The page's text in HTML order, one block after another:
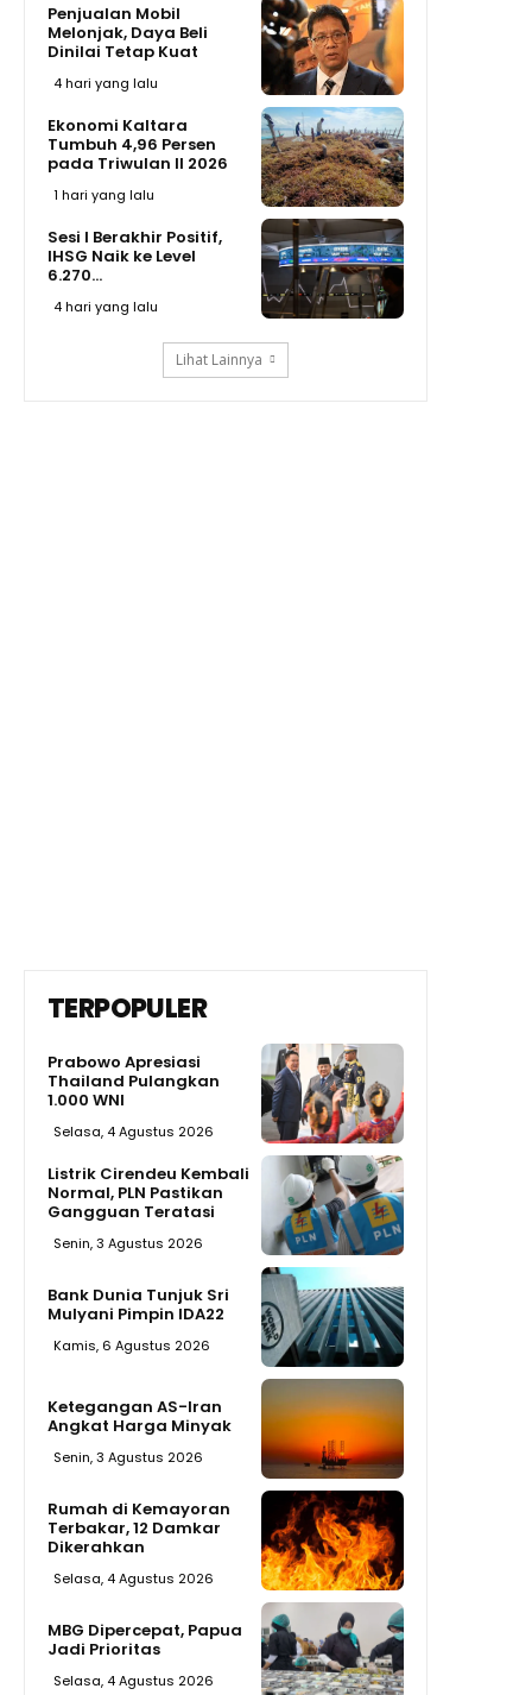
Penjualan Mobil
Melonjak, Daya Beli
Dinilai Tetap Kuat
4 hari yang lalu
Ekonomi Kaltara
Tumbuh 4,96 Persen
pada Triwulan II 2026
1 hari yang lalu
Sesi I Berakhir Positif,
IHSG Naik ke Level
6.270...
4 hari yang lalu
Lihat Lainnya
TERPOPULER
Prabowo Apresiasi
Thailand Pulangkan
1.000 WNI
Selasa, 4 Agustus 2026
Listrik Cirendeu Kembali
Normal, PLN Pastikan
Gangguan Teratasi
Senin, 3 Agustus 2026
Bank Dunia Tunjuk Sri
Mulyani Pimpin IDA22
Kamis, 6 Agustus 2026
Ketegangan AS-Iran
Angkat Harga Minyak
Senin, 3 Agustus 2026
Rumah di Kemayoran
Terbakar, 12 Damkar
Dikerahkan
Selasa, 4 Agustus 2026
MBG Dipercepat, Papua
Jadi Prioritas
Selasa, 4 Agustus 2026